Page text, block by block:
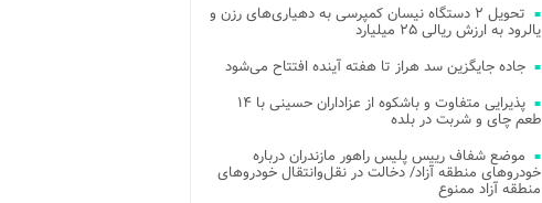
تحویل ۲ دستگاه نیسان کمپرسی به دهیاری‌های رزن و
یالرود به ارزش ریالی ۲۵ میلیارد
جاده جایگزین سد هراز تا هفته آینده افتتاح می‌شود
پذیرایی متفاوت و باشکوه از عزاداران حسینی با ۱۴
طعم چای و شربت در بلده
موضع شفاف رییس پلیس راهور مازندران درباره
خودروهای منطقه آزاد/ دخالت در نقل‌وانتقال خودروهای
منطقه آزاد ممنوع